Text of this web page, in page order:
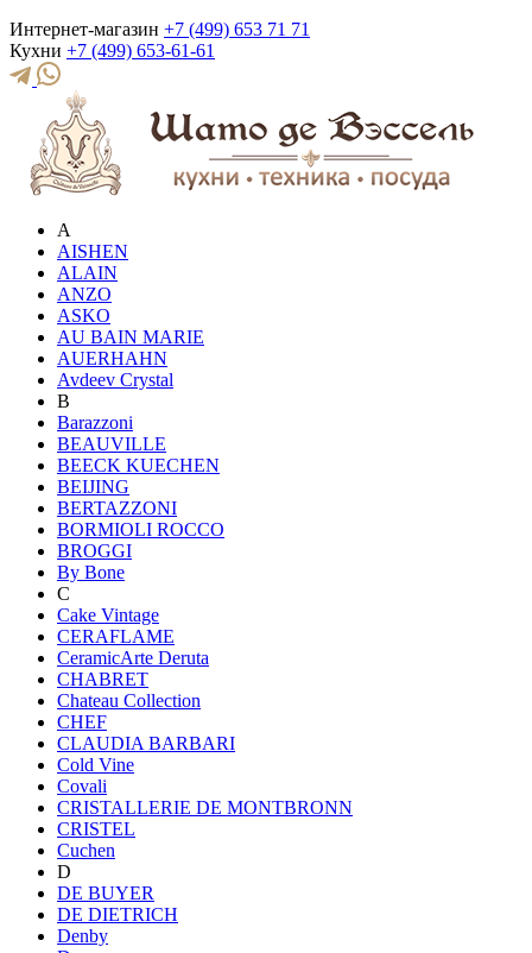
Интернет-магазин +7 (499) 653 71 71
Кухни +7 (499) 653-61-61
A
AISHEN
ALAIN
ANZO
ASKO
AU BAIN MARIE
AUERHAHN
Avdeev Crystal
B
Barazzoni
BEAUVILLE
BEECK KUECHEN
BEIJING
BERTAZZONI
BORMIOLI ROCCO
BROGGI
By Bone
C
Cake Vintage
CERAFLAME
CeramicArte Deruta
CHABRET
Chateau Collection
CHEF
CLAUDIA BARBARI
Cold Vine
Covali
CRISTALLERIE DE MONTBRONN
CRISTEL
Cuchen
D
DE BUYER
DE DIETRICH
Denby